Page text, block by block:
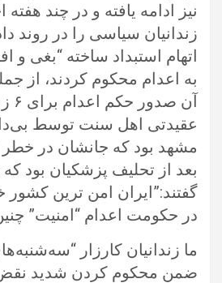
نیز ادامه یافته و در چند هفته
زندانیان سیاسی را در روند
اتهام استبداد ساخته “بغی و
به اعدام محکوم کردند، از
عقیدتی اهل سنت توسط
مشهد بود که جانشان در خطر
بعد از تحلیف پزشکیان بود
گفتند:”ایران امن ترین کشور
در حکومت اعدام “امنیت”
ما زندانیان کارزار
ضمن محکوم کردن شدید نقض